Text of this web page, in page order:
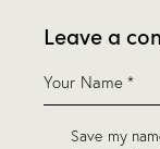
Leave a
Save my